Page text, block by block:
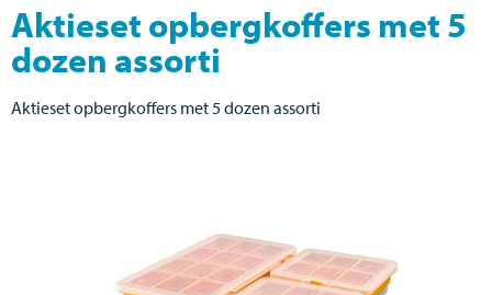
Aktieset opbergkoffers met 5
dozen assorti
Aktieset opbergkoffers met 5 dozen assorti